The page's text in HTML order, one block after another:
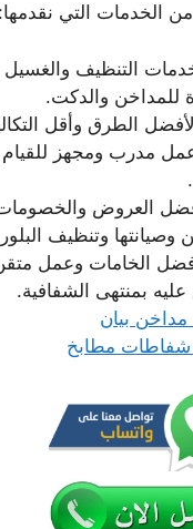
من الخدمات التي نقدمها:
التنظيف والغسيل
للمداخن والدكت.
لأفضل الطرق وأقل
مدرب ومجهز للقيام
العروض
وصيانتها وتنظيف
الخامات وعمل
عليه بمنتهى الشفافية.
بيان
شفاطات مطابخ